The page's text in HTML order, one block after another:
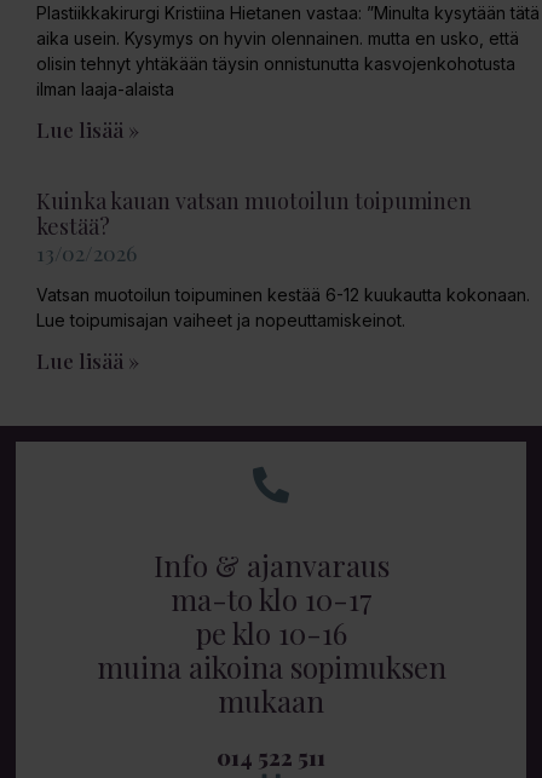
Plastiikkakirurgi Kristiina Hietanen vastaa: ”Minulta kysytään tätä
aika usein. Kysymys on hyvin olennainen. mutta en usko, että
olisin tehnyt yhtäkään täysin onnistunutta kasvojenkohotusta
ilman laaja-alaista
Lue lisää »
Kuinka kauan vatsan muotoilun toipuminen
kestää?
13/02/2026
Vatsan muotoilun toipuminen kestää 6-12 kuukautta kokonaan.
Lue toipumisajan vaiheet ja nopeuttamiskeinot.
Lue lisää »
Info & ajanvaraus
ma-to klo 10-17
pe klo 10-16
muina aikoina sopimuksen
mukaan
014 522 511